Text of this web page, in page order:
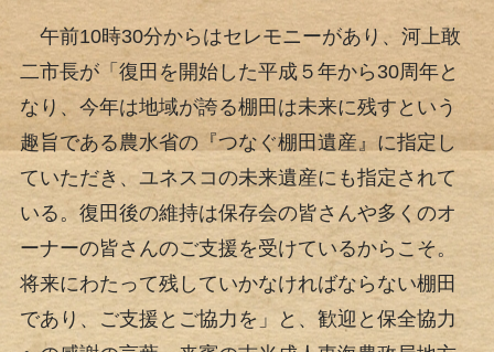
午前10時30分からはセレモニーがあり、河上敢
二市長が「復田を開始した平成５年から30周年と
なり、今年は地域が誇る棚田は未来に残すという
趣旨である農水省の『つなぐ棚田遺産』に指定し
ていただき、ユネスコの未来遺産にも指定されて
いる。復田後の維持は保存会の皆さんや多くのオ
ーナーの皆さんのご支援を受けているからこそ。
将来にわたって残していかなければならない棚田
であり、ご支援とご協力を」と、歓迎と保全協力